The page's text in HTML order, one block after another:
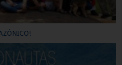
2019 – Día 4